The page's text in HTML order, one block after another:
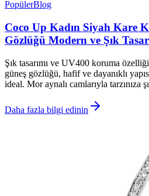
PopülerBlog
Coco Up Kadın Siyah Kare
Gözlüğü Modern ve Şık
Şık tasarımı ve UV400 koruma
güneş gözlüğü, hafif ve dayanıklı
ideal. Mor aynalı camlarıyla tarzınıza
Daha fazla bilgi edinin